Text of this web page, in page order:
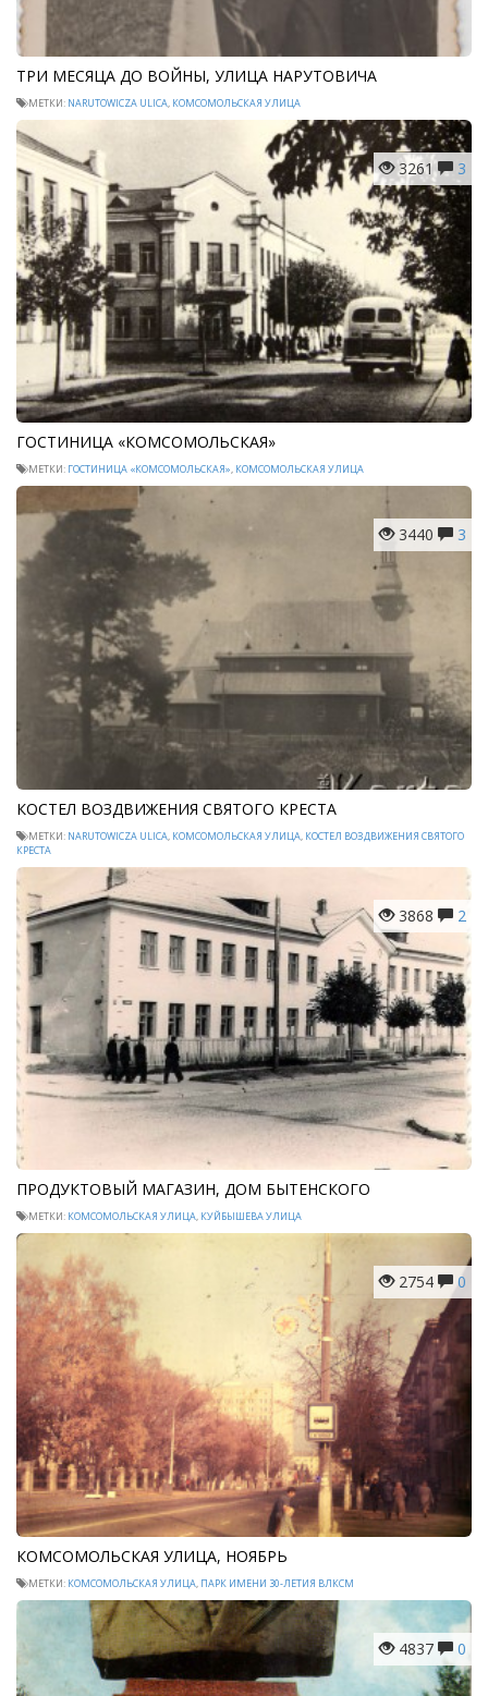
ТРИ МЕСЯЦА ДО ВОЙНЫ, УЛИЦА НАРУТОВИЧА
МЕТКИ: NARUTOWICZA ULICA КОМСОМОЛЬСКАЯ УЛИЦА
3261 3
ГОСТИНИЦА «КОМСОМОЛЬСКАЯ»
МЕТКИ: ГОСТИНИЦА «КОМСОМОЛЬСКАЯ», КОМСОМОЛЬСКАЯ УЛИЦА
3440 3
КОСТЕЛ ВОЗДВИЖЕНИЯ СВЯТОГО КРЕСТА
МЕТКИ: NARUTOWICZA ULICA, КОМСОМОЛЬСКАЯ УЛИЦА, КОСТЕЛ ВОЗДВИЖЕНИЯ СВЯТОГО
КРЕСТА
3868 2
ПРОДУКТОВЫЙ МАГАЗИН, ДОМ БЫТЕНСКОГО
МЕТКИ: КОМСОМОЛЬСКАЯ УЛИЦА, КУЙБЫШЕВА УЛИЦА
2754 0
КОМСОМОЛЬСКАЯ УЛИЦА, НОЯБРЬ
МЕТКИ: КОМСОМОЛЬСКАЯ УЛИЦА, ПАРК ИМЕНИ 30-ЛЕТИЯ ВЛКСМ
4837 0